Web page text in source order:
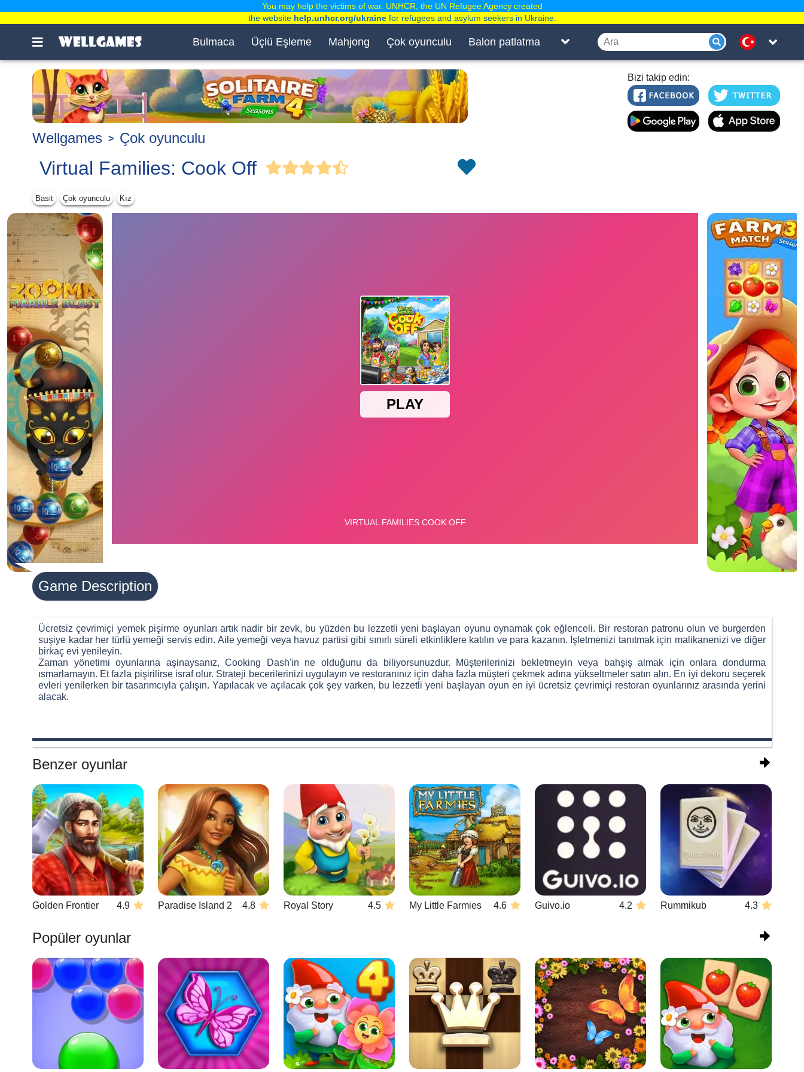
Bulmaca Üçlü Eşleme Mahjong Çok oyunculu Balon patlatma
Bizi takip edin:
Wellgames Çok oyunculu
Virtual Families: Cook Off
Basit Çok oyunculu Kız
Advertisement
Game Description
Ücretsiz çevrimiçi yemek pişirme oyunları artık nadir bir zevk, bu yüzden bu lezzetli yeni başlayan oyunu oynamak çok eğlenceli. Bir restoran patronu olun ve burgerden
suşiye kadar her türlü yemeği servis edin. Aile yemeği veya havuz partisi gibi sınırlı süreli etkinliklere katılın ve para kazanın. İşletmenizi tanıtmak için malikanenizi ve diğer
birkaç evi yenileyin.
Zaman yönetimi oyunlarına aşinaysanız, Cooking Dash'in ne olduğunu da biliyorsunuzdur. Müşterilerinizi bekletmeyin veya bahşiş almak için onlara dondurma
ısmarlamayın. Et fazla pişirilirse israf olur. Strateji becerilerinizi uygulayın ve restoranınız için daha fazla müşteri çekmek adına yükseltmeler satın alın. En iyi dekoru seçerek
evleri yenilerken bir tasarımcıyla çalışın. Yapılacak ve açılacak çok şey varken, bu lezzetli yeni başlayan oyun en iyi ücretsiz çevrimiçi restoran oyunlarınız arasında yerini
alacak.
Benzer oyunlar
Golden Frontier 4.9 Paradise Island 2 4.8 Royal Story 4.5 My Little Farmies 4.6 Guivo.io 4.2 Rummikub 4.3
Popüler oyunlar
You may help the victims of war. UNHCR, the UN Refugee Agency created
the website help.unhcr.org/ukrainefor refugees and asylum seekers in Ukraine.